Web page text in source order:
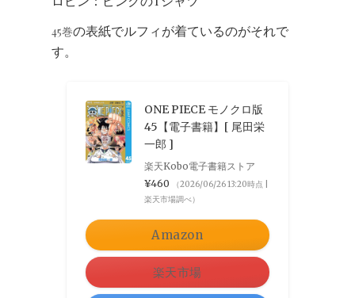
45巻の表紙でルフィが着ているのがそれで
す。
ONE PIECE モノクロ版
45【電子書籍】[ 尾田栄
一郎 ]
楽天Kobo電子書籍ストア
¥460
（2026/06/26 13:20時点 |
楽天市場調べ）
Amazon
楽天市場